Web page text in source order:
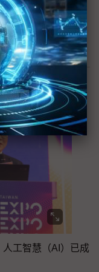
潘朵拉的盒子，禁
旻攝
工智慧（AI）已成